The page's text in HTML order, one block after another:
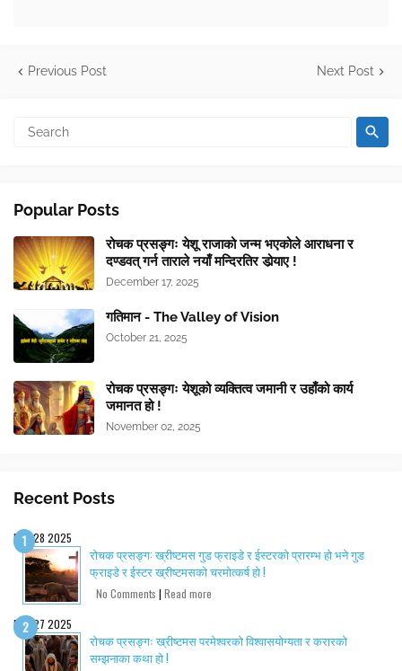
Previous Post Next Post
Popular Posts
रोचक प्रसङ्गः येशू राजाको जन्म भएकोले आराधना र
दण्डवत् गर्न ताराले नयाँ मन्दिरतिर डोर्‍याए !
December 17, 2025
गतिमान - The Valley of Vision
October 21, 2025
रोचक प्रसङ्गः येशूको व्यक्तित्व जमानी र उहाँको कार्य
जमानत हो !
November 02, 2025
Recent Posts
Dec 28 2025
रोचक प्रसङ्ग: ख्रीष्टमस गुड फ्राइडे र ईस्टरको प्रारम्भ हो भने गुड
फ्राइडे र ईस्टर ख्रीष्टमसको चरमोत्कर्ष हो !
No Comments | Read more
Dec 27 2025
रोचक प्रसङ्गः ख्रीष्टमस परमेश्वरको विश्वासयोग्यता र करारको
सम्झनाका कथा हो !